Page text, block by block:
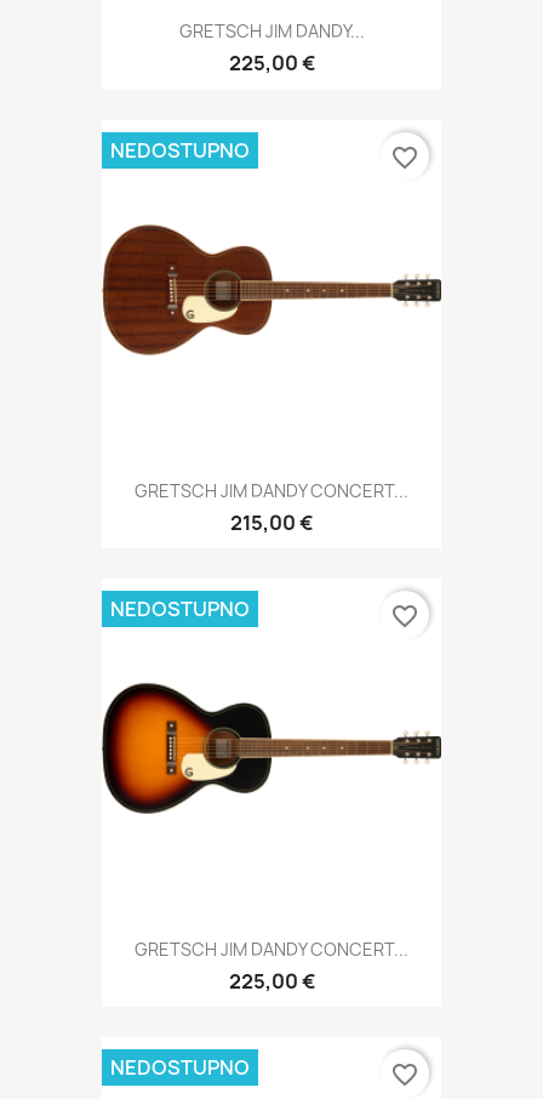
GRETSCH JIM DANDY...
225,00 €
GRETSCH JIM DANDY CONCERT...
215,00 €
NEDOSTUPNO favorite_border
GRETSCH JIM DANDY CONCERT...
225,00 €
NEDOSTUPNO favorite_border
NEDOSTUPNO favorite_border